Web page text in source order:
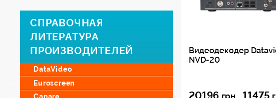
СПРАВОЧНАЯ
ЛИТЕРАТУРА
ПРОИЗВОДИТЕЛЕЙ
DataVideo
Euroscreen
Видеодекодер
NVD-20